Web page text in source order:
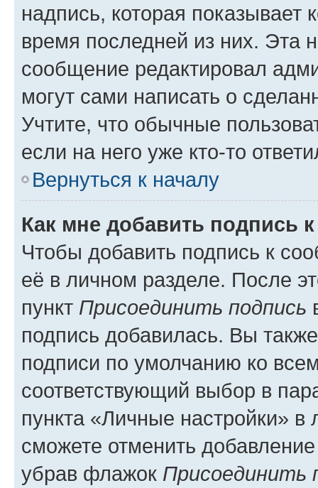
надпись, которая показывает
время последней из них. Эта
сообщение редактировал
могут сами написать о
Учтите, что обычные
если на него уже кто-то
Вернуться к началу
Как мне добавить подпись
Чтобы добавить подпись к
её в личном разделе. После
пункт Присоединить подпись
подпись добавилась. Вы
подписи по умолчанию ко
соответствующий выбор в
пункта «Личные настройки»
сможете отменить
убрав флажок Присоединить